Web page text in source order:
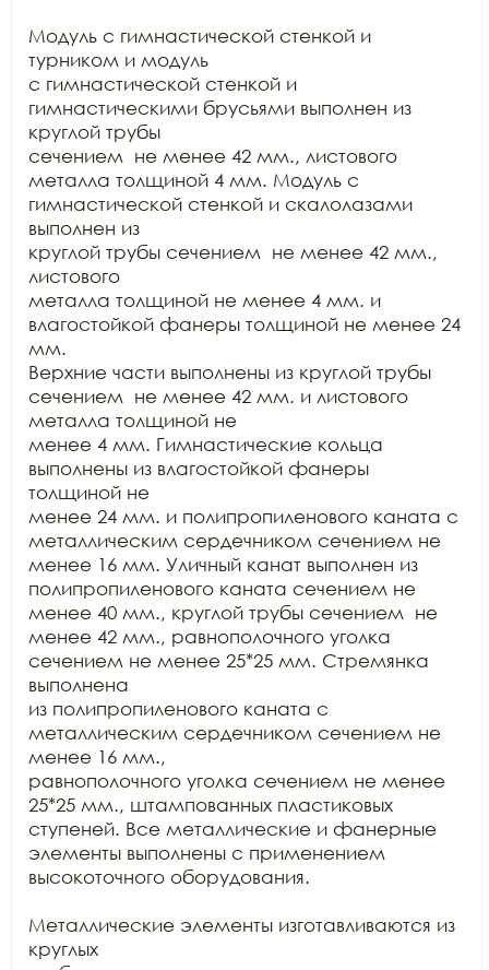
Модуль с гимнастической стенкой и
турником и модуль
с гимнастической стенкой и
гимнастическими брусьями выполнен из
круглой трубы
сечением  не менее 42 мм., листового
металла толщиной 4 мм. Модуль с
гимнастической стенкой и скалолазами
выполнен из
круглой трубы сечением  не менее 42 мм.,
листового
металла толщиной не менее 4 мм. и
влагостойкой фанеры толщиной не менее 24
мм.
Верхние части выполнены из круглой трубы
сечением  не менее 42 мм. и листового
металла толщиной не
менее 4 мм. Гимнастические кольца
выполнены из влагостойкой фанеры
толщиной не
менее 24 мм. и полипропиленового каната с
металлическим сердечником сечением не
менее 16 мм. Уличный канат выполнен из
полипропиленового каната сечением не
менее 40 мм., круглой трубы сечением  не
менее 42 мм., равнополочного уголка
сечением не менее 25*25 мм. Стремянка
выполнена
из полипропиленового каната с
металлическим сердечником сечением не
менее 16 мм.,
равнополочного уголка сечением не менее
25*25 мм., штампованных пластиковых
ступеней. Все металлические и фанерные
элементы выполнены с применением
высокоточного оборудования.
Металлические элементы изготавливаются из
круглых